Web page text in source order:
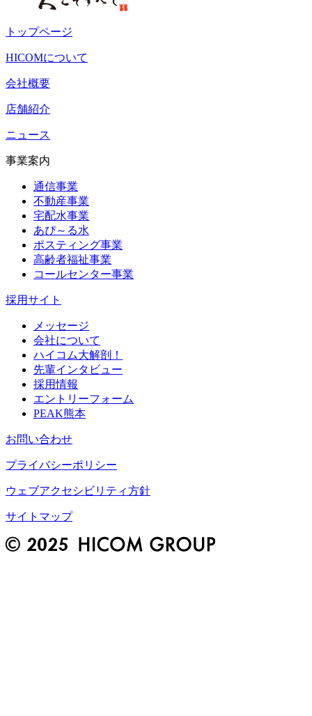
トップページ
HICOMについて
会社概要
店舗紹介
ニュース
事業案内
通信事業
不動産事業
宅配水事業
あぴ～る水
ポスティング事業
高齢者福祉事業
コールセンター事業
採用サイト
メッセージ
会社について
ハイコム大解剖！
先輩インタビュー
採用情報
エントリーフォーム
PEAK熊本
お問い合わせ
プライバシーポリシー
ウェブアクセシビリティ方針
サイトマップ